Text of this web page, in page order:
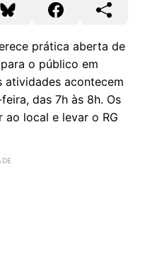
prática aberta de
o público em
atividades acontecem
das 7h às 8h. Os
ao local e levar o RG